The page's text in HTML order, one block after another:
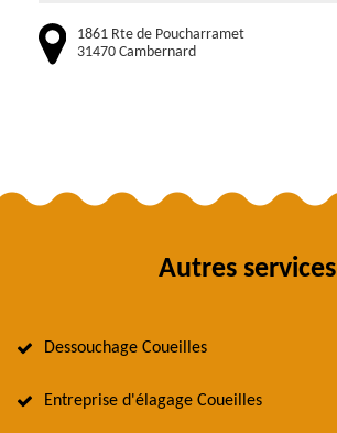
1861 Rte de Poucharramet
31470 Cambernard
Autres services
Dessouchage Coueilles
Entreprise d'élagage Coueilles